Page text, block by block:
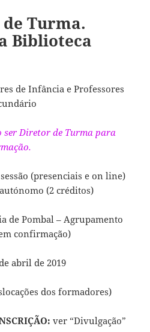
Turma.
Biblioteca
de Infância e Professores
ser Diretor de Turma para
(presenciais e on line)
(2 créditos)
de Pombal – Agrupamento
confirmação)
abril de 2019
dos formadores)
ver “Divulgação”